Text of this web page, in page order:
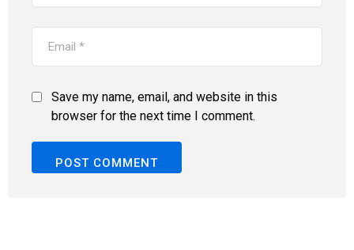
Save my name, email, and website in this
browser for the next time I comment.